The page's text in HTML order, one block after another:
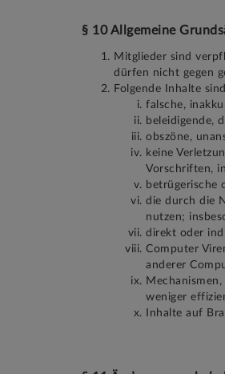
§ 10 Allgemeine
Mitglieder sind
dürfen nicht gegen
Folgende Inhalte
falsche,
beleidigende,
obszöne,
keine
Vorschriften,
betrügerische
die durch die
nutzen;
direkt oder
Computer
anderer
weniger
Inhalte auf